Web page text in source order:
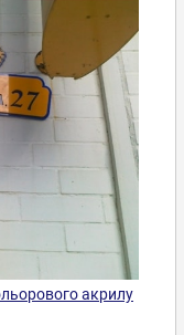
акрилу